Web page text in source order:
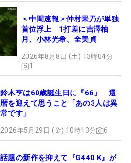
＜中間速報＞仲村果乃が単独
首位浮上 1打差に吉澤柚
月、小林光希、全美貞
2026年8月8日 (土) 13時04分
1
鈴木亨は60歳誕生日に『66』 還
暦を迎えて思うこと「あの3人は異
常です」
2026年5月29日 (金) 10時13分 6
話題の新作を抑えて『G440 K』が